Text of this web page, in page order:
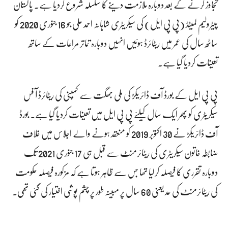
پیٹرولیم لمیٹڈ (پی پی ایل) کی سیکریٹری شاہانہ احمد علی جو 16 جنوری 2020 کو
ساٹھ سال کی عمر میں ریٹائرڈ ہوئیں انہیں دوبارہ تماتر مراعات کے ساتھ
تعینات کردیا گیا ہے۔
پی پی ایل کے بورڈ آف ڈائریکڑ کی ملی بھگت سے کمپنی کی ریٹائرڈ آ فس
سیکریٹری کو پھر ایک سال کیلئے پی پی ایل میں تعینات کردیا گیا ہے. بورڈ
آف ڈائریکڑ نے 30 اکتوبر 2019 کو منعقد ہونے والے اجلاس میں خلاف
ضابطہ خاتون سیکریٹری کی ریٹائرمنٹ سے قبل ہی 17 جنوری 2021 تک
دوبارہ تقرری کا فیصلہ کرلیا تھا جس سے ظاہر ہوتا ہے کہ مزکورہ فیصلہ حکومت
کی ریٹائرمنٹ کی حد یعنی 60 سال پر مبینہ طور پر چشم پوشی اختیار کی گئی تھی.